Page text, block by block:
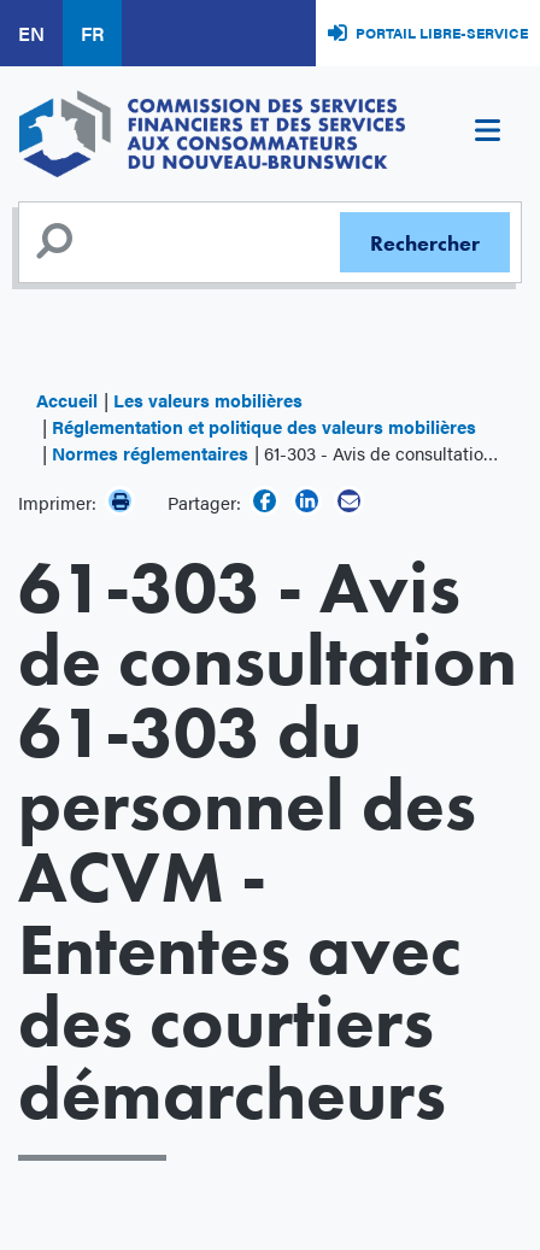
au
contenu
principal
EN FR PORTAIL LIBRE-SERVICE
Accueil
Les valeurs mobilières
Réglementation et politique des valeurs mobilières
Normes réglementaires
61-303 - Avis de consultation 61-303 du personnel des ACVM - Ententes avec des courtiers démarcheurs
Imprimer:
Partager:
61-303 - Avis
de consultation
61-303 du
personnel des
ACVM -
Ententes avec
des courtiers
démarcheurs